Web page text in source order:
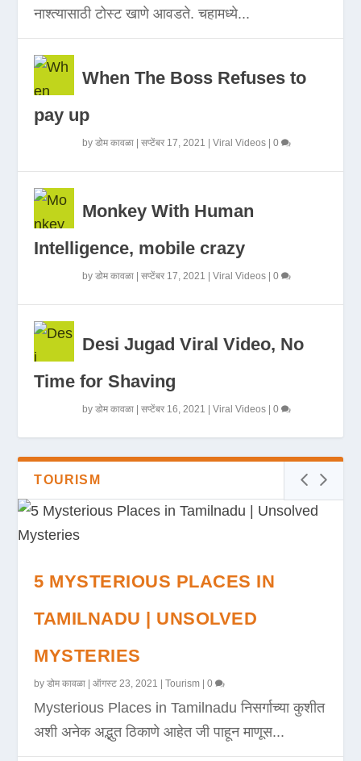
नाश्त्यासाठी टोस्ट खाणे आवडते. चहामध्ये...
When The Boss Refuses to
pay up
byडोम कावळा |सप्टेंबर 17, 2021 |Viral Videos |0
Monkey With Human
Intelligence, mobile crazy
byडोम कावळा |सप्टेंबर 17, 2021 |Viral Videos |0
Desi Jugad Viral Video, No
Time for Shaving
byडोम कावळा |सप्टेंबर 16, 2021 |Viral Videos |0
TOURISM
5 MYSTERIOUS PLACES IN
TAMILNADU | UNSOLVED
MYSTERIES
byडोम कावळा |ऑगस्ट 23, 2021 |Tourism |0
Mysterious Places in Tamilnadu निसर्गाच्या कुशीत
अशी अनेक अद्भुत ठिकाणे आहेत जी पाहून माणूस...